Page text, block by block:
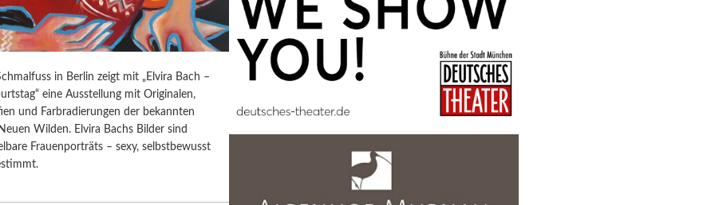
in Berlin zeigt mit „Elvira Bach –
eine Ausstellung mit Originalen,
und Farbradierungen der bekannten
Wilden. Elvira Bachs Bilder sind
Frauenporträts – sexy, selbstbewusst